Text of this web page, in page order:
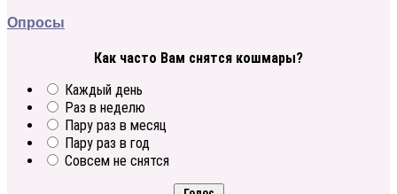
Опросы
Как часто Вам снятся кошмары?
Каждый день
Раз в неделю
Пару раз в месяц
Пару раз в год
Совсем не снятся